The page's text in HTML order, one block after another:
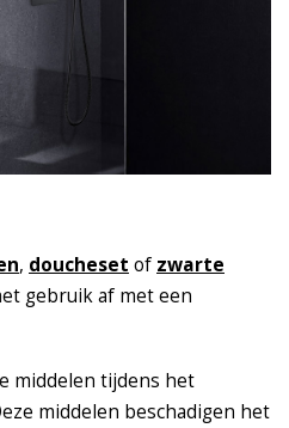
, doucheset of zwarte
gebruik af met een
middelen tijdens het
middelen beschadigen het